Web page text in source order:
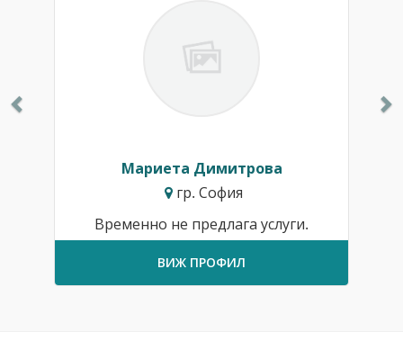
Мариета Димитрова
гр. София
Временно не предлага услуги.
ВИЖ ПРОФИЛ